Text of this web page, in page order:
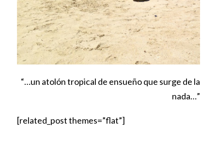
“…un atolón tropical de ensueño que surge de la
nada…”
[related_post themes=”flat”]